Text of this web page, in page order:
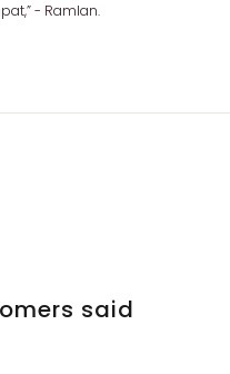
- Ramlan.
said